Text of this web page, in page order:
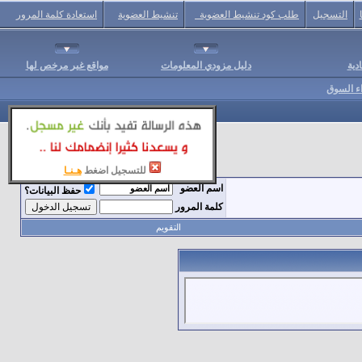
للتسجيل اضغط هـنـا
التسجيل طلب كود تنشيط العضوية تنشيط العضوية استعادة كلمة المرور
دليل مزودي المعلومات مواقع غير مرخص لها
السوق
اسم العضو
حفظ البيانات؟
كلمة المرور
التقويم